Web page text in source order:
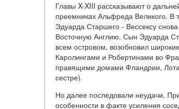
Главы X-XIII рассказывают о
преемниках Альфреда Великого. В
Эдуарда Старшего - Вессексу
Восточную Англию. Сын Эдуарда
всем островом, возобновил
Каролингами и Робертинами во
правящими домами Фландрии,
сестре).
Но далее последовали неудачи.
особенности в факте усиления